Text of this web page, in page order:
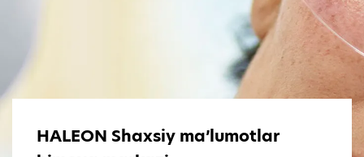
HALEON Shaxsiy ma’lumotlar